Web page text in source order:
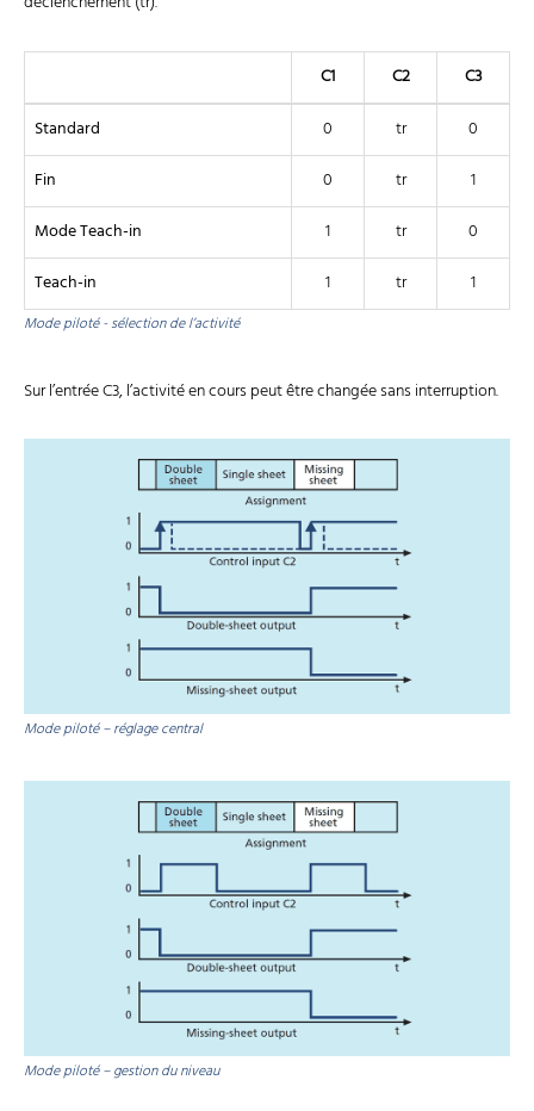
C1 C2
C3
Standard
0 tr
0
Fin
0 tr
1
Mode Teach-in
1 tr
0
Teach-in
1 tr 1
Mode piloté - sélection de l’activité
Sur l’entrée C3, l’activité en cours peut être changée sans interruption.
Mode piloté – réglage central
Mode piloté – gestion du niveau